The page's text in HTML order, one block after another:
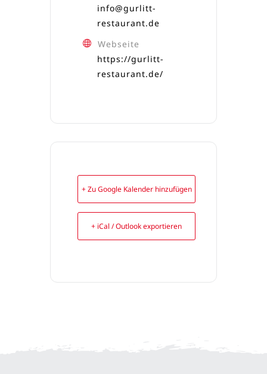
info@gurlitt-
restaurant.de
Webseite
https://gurlitt-
restaurant.de/
+ Zu Google Kalender hinzufügen
+ iCal / Outlook exportieren